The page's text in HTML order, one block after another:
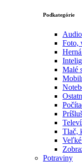
Podkategórie
Audio
Foto,
Malé
Tlač,
Veľké
Potraviny